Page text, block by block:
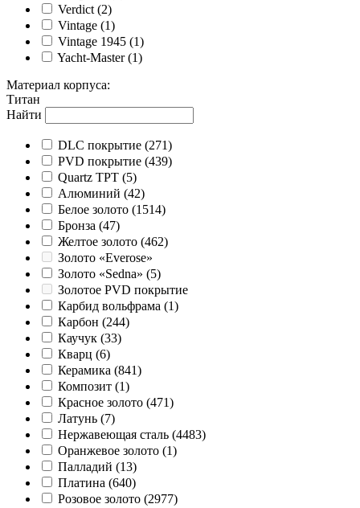
Verdict (2)
Vintage (1)
Vintage 1945 (1)
Yacht-Master (1)
Материал корпуса:
Титан
Найти
DLC покрытие (271)
PVD покрытие (439)
Quartz TPT (5)
Алюминий (42)
Белое золото (1514)
Бронза (47)
Желтое золото (462)
Золото «Everose»
Золото «Sedna» (5)
Золотое PVD покрытие
Карбид вольфрама (1)
Карбон (244)
Каучук (33)
Кварц (6)
Керамика (841)
Композит (1)
Красное золото (471)
Латунь (7)
Нержавеющая сталь (4483)
Оранжевое золото (1)
Палладий (13)
Платина (640)
Розовое золото (2977)